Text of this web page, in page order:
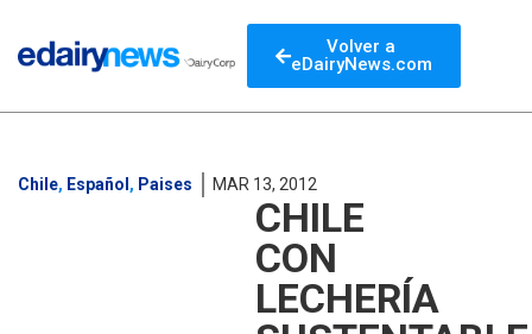
Volver a
eDairyNews.com
Chile, Español , Paises MAR 13, 2012
CHILE
CON
LECHERÍA